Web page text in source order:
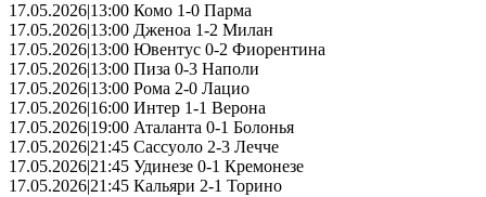
17.05.2026|13:00 Комо 1-0 Парма
17.05.2026|13:00 Дженоа 1-2 Милан
17.05.2026|13:00 Ювентус 0-2 Фиорентина
17.05.2026|13:00 Пиза 0-3 Наполи
17.05.2026|13:00 Рома 2-0 Лацио
17.05.2026|16:00 Интер 1-1 Верона
17.05.2026|19:00 Аталанта 0-1 Болонья
17.05.2026|21:45 Сассуоло 2-3 Лечче
17.05.2026|21:45 Удинезе 0-1 Кремонезе
17.05.2026|21:45 Кальяри 2-1 Торино